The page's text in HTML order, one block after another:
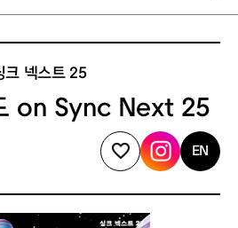
크 넥스트 25
on Sync Next 25
EN